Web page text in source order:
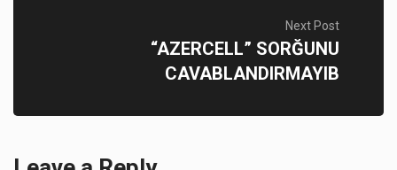
Next Post
“AZERCELL” SORĞUNU
CAVABLANDIRMAYIB